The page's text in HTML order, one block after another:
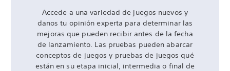
Accede a una variedad de juegos nuevos y
danos tu opinión experta para determinar las
mejoras que pueden recibir antes de la fecha
de lanzamiento. Las pruebas pueden abarcar
conceptos de juegos y pruebas de juegos qué
están en su etapa inicial, intermedia o final de